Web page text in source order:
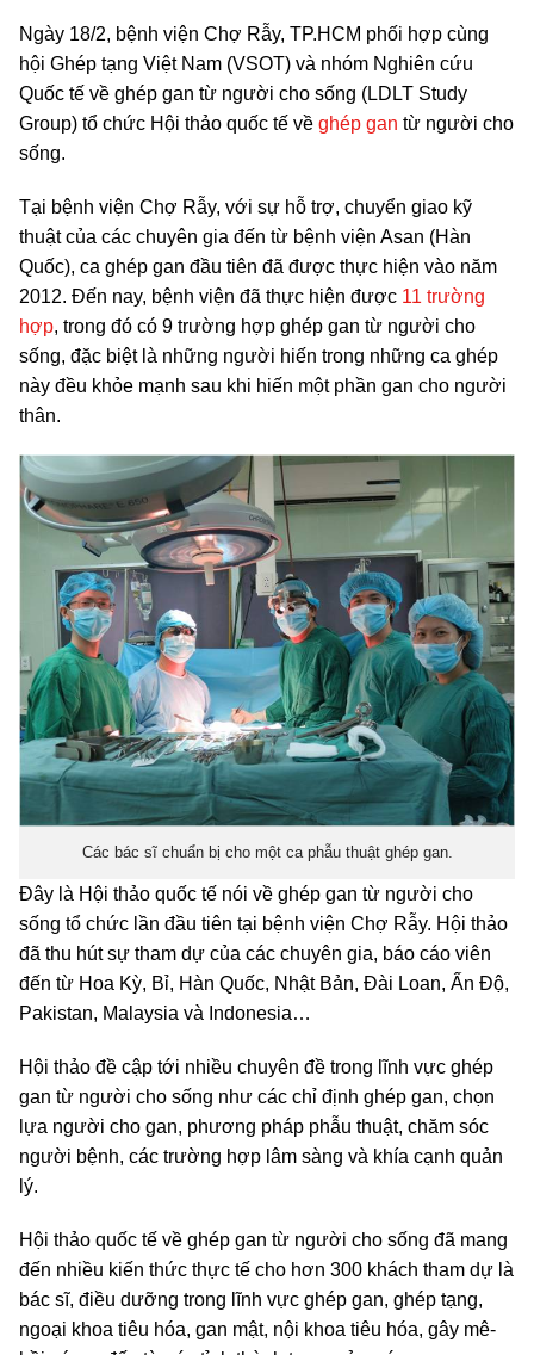
Ngày 18/2, bệnh viện Chợ Rẫy, TP.HCM phối hợp cùng
hội Ghép tạng Việt Nam (VSOT) và nhóm Nghiên cứu
Quốc tế về ghép gan từ người cho sống (LDLT Study
Group) tổ chức Hội thảo quốc tế về ghép gan từ người cho
sống.
Tại bệnh viện Chợ Rẫy, với sự hỗ trợ, chuyển giao kỹ
thuật của các chuyên gia đến từ bệnh viện Asan (Hàn
Quốc), ca ghép gan đầu tiên đã được thực hiện vào năm
2012. Đến nay, bệnh viện đã thực hiện được 11 trường
hợp, trong đó có 9 trường hợp ghép gan từ người cho
sống, đặc biệt là những người hiến trong những ca ghép
này đều khỏe mạnh sau khi hiến một phần gan cho người
thân.
Các bác sĩ chuẩn bị cho một ca phẫu thuật ghép gan.
Đây là Hội thảo quốc tế nói về ghép gan từ người cho
sống tổ chức lần đầu tiên tại bệnh viện Chợ Rẫy. Hội thảo
đã thu hút sự tham dự của các chuyên gia, báo cáo viên
đến từ Hoa Kỳ, Bỉ, Hàn Quốc, Nhật Bản, Đài Loan, Ấn Độ,
Pakistan, Malaysia và Indonesia…
Hội thảo đề cập tới nhiều chuyên đề trong lĩnh vực ghép
gan từ người cho sống như các chỉ định ghép gan, chọn
lựa người cho gan, phương pháp phẫu thuật, chăm sóc
người bệnh, các trường hợp lâm sàng và khía cạnh quản
lý.
Hội thảo quốc tế về ghép gan từ người cho sống đã mang
đến nhiều kiến thức thực tế cho hơn 300 khách tham dự là
bác sĩ, điều dưỡng trong lĩnh vực ghép gan, ghép tạng,
ngoại khoa tiêu hóa, gan mật, nội khoa tiêu hóa, gây mê-